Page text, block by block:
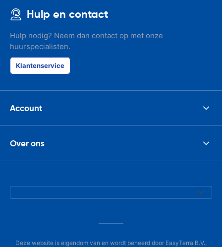
Hulp en contact
Hulp nodig? Neem dan contact op met onze
huurspecialisten.
Klantenservice
Account
Over ons
Deze website is eigendom van en wordt beheerd door EasyTerra B.V.,